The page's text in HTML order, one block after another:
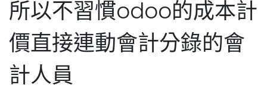
所以不習慣odoo的成本計
價直接連動會計分錄的會
計人員